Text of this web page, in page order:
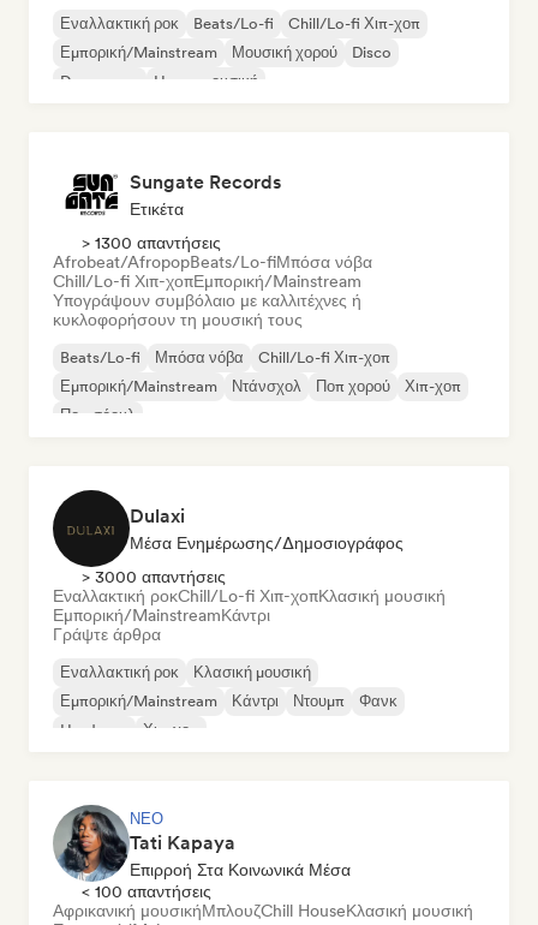
Εναλλακτική ροκ Beats/Lo-fi
Chill/Lo-fi Χιπ-χοπ
Εμπορική/Mainstream
Μουσική χορού
Disco
Dream pop
House μουσική
Sungate Records
Ετικέτα
> 1300 απαντήσεις
Afrobeat/AfropopBeats/Lo-fiΜπόσα νόβα
Chill/Lo-fi Χιπ-χοπΕμπορική/Mainstream
Υπογράψουν συμβόλαιο με καλλιτέχνες ή
κυκλοφορήσουν τη μουσική τους
Beats/Lo-fi Μπόσα νόβα
Chill/Lo-fi Χιπ-χοπ
Εμπορική/Mainstream
Ντάνσχολ Ποπ χορού
Χιπ-χοπ
Ποπ σόουλ
Dulaxi
Μέσα Ενημέρωσης/Δημοσιογράφος
> 3000 απαντήσεις
Εναλλακτική ροκChill/Lo-fi Χιπ-χοπΚλασική μουσική
Εμπορική/MainstreamΚάντρι
Γράψτε άρθρα
Εναλλακτική ροκ
Κλασική μουσική
Εμπορική/Mainstream
Κάντρι Ντουμπ
Φανκ
Hardcore
Χιπ-χοπ
ΝΈΟ
Tati Kapaya
Επιρροή Στα Κοινωνικά Μέσα
< 100 απαντήσεις
Αφρικανική μουσικήΜπλουζChill HouseΚλασική μουσική